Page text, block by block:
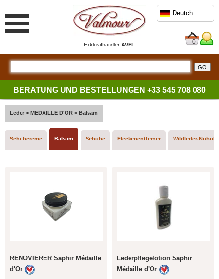
ExklusifhändlerAVEL
Deutch
0
BERATUNG UND BESTELLUNGEN +33 545 708 080
Leder > MEDAILLE D'OR > Balsam
Schuhcreme Balsam Schuhe Fleckenentferner Wildleder-Nubuk
RENOVIERER Saphir Médaille
d'Or
Lederpflegelotion Saphir
Médaille d'Or